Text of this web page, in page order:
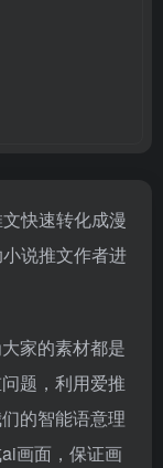
快速转化成漫
说推文作者进
家的素材都是
题，利用爱推
的智能语意理
画面，保证画